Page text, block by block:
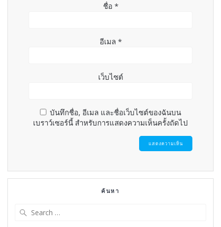
ชื่อ *
อีเมล *
เว็บไซต์
บันทึกชื่อ, อีเมล และชื่อเว็บไซต์ของฉันบน
เบราว์เซอร์นี้ สำหรับการแสดงความเห็นครั้งถัดไป
ค้นหา